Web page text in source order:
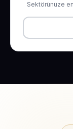
Sektörünüze